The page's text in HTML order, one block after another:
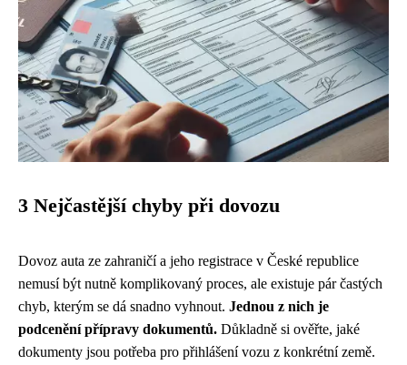
3 Nejčastější chyby při dovozu
Dovoz auta ze zahraničí a jeho registrace v České republice
nemusí být nutně komplikovaný proces, ale existuje pár častých
chyb, kterým se dá snadno vyhnout. Jednou z nich je
podcenění přípravy dokumentů. Důkladně si ověřte, jaké
dokumenty jsou potřeba pro přihlášení vozu z konkrétní země.